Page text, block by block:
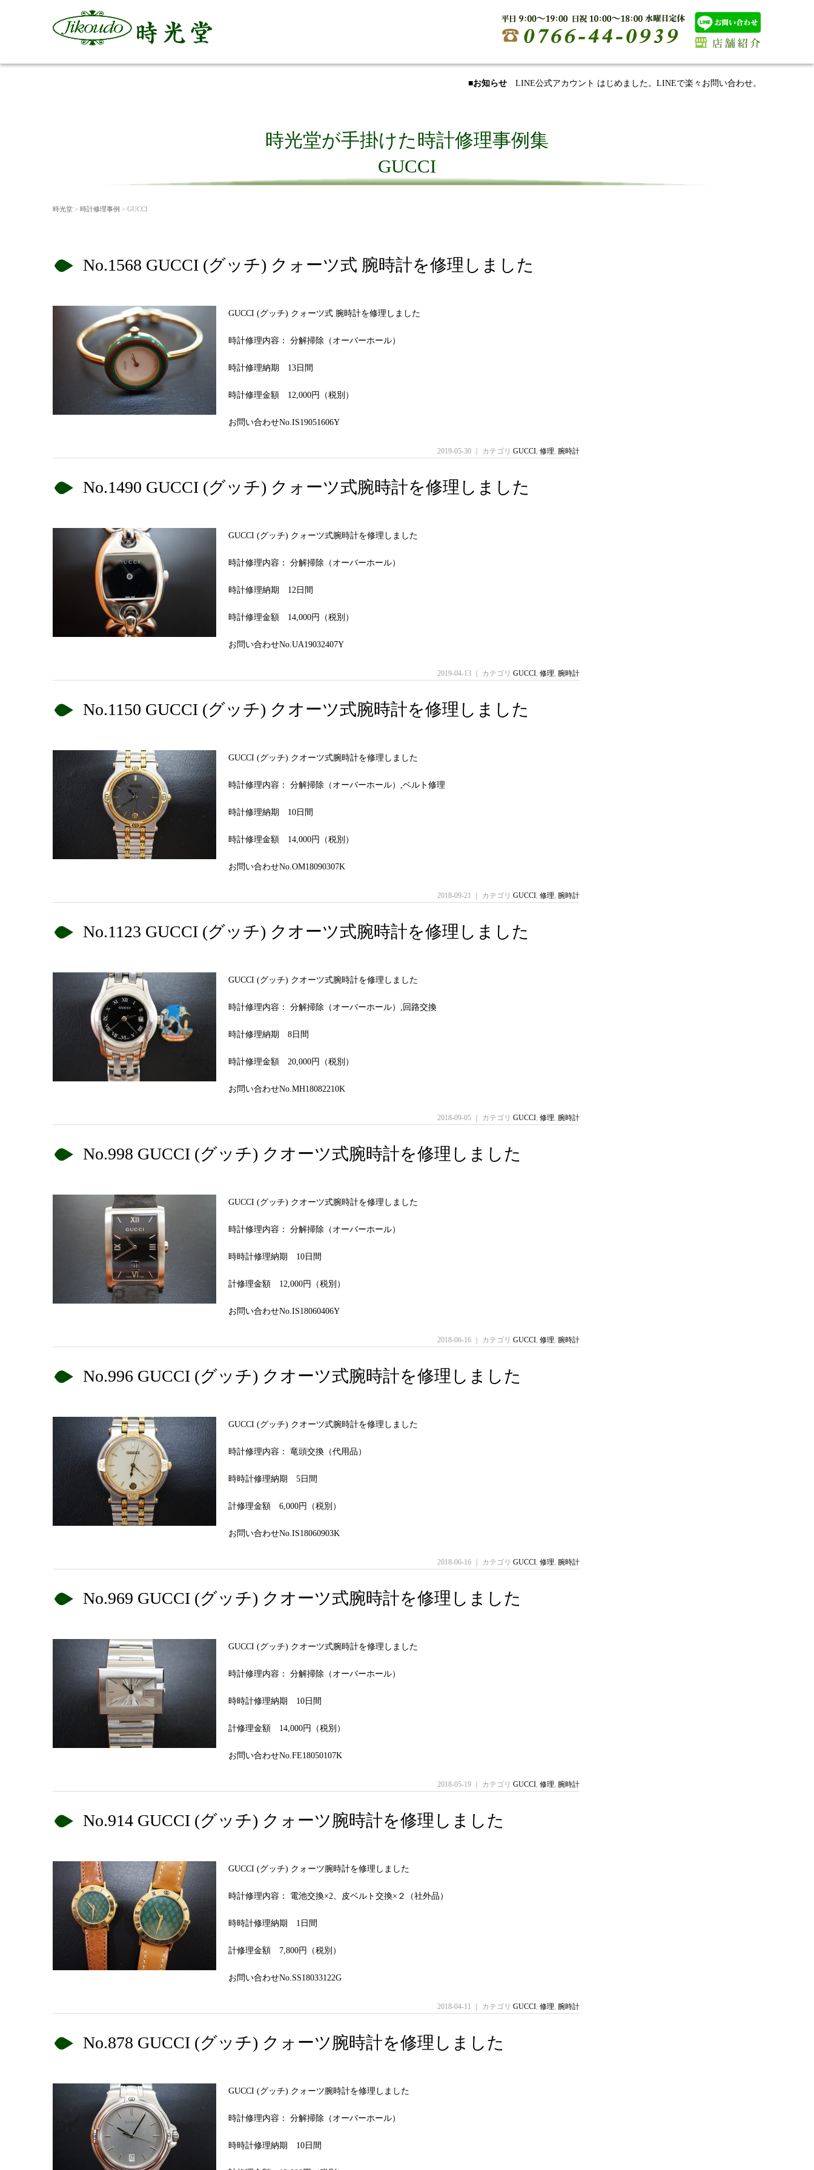
■お知らせ LINE公式アカウント はじめました。LINEで楽々お問い合わせ。
時光堂が手掛けた時計修理事例集
GUCCI
時光堂 > 時計修理事例 > GUCCI
No.1568 GUCCI (グッチ) クォーツ式 腕時計を修理しました
GUCCI (グッチ) クォーツ式 腕時計を修理しました
時計修理内容： 分解掃除（オーバーホール）
時計修理納期 13日間
時計修理金額 12,000円（税別）
お問い合わせNo.IS19051606Y
2019-05-30 ｜ カテゴリ GUCCI, 修理, 腕時計
No.1490 GUCCI (グッチ) クォーツ式腕時計を修理しました
GUCCI (グッチ) クォーツ式腕時計を修理しました
時計修理内容： 分解掃除（オーバーホール）
時計修理納期 12日間
時計修理金額 14,000円（税別）
お問い合わせNo.UA19032407Y
2019-04-13 ｜ カテゴリ GUCCI, 修理, 腕時計
No.1150 GUCCI (グッチ) クオーツ式腕時計を修理しました
GUCCI (グッチ) クオーツ式腕時計を修理しました
時計修理内容： 分解掃除（オーバーホール）,ベルト修理
時計修理納期 10日間
時計修理金額 14,000円（税別）
お問い合わせNo.OM18090307K
2018-09-21 ｜ カテゴリ GUCCI, 修理, 腕時計
No.1123 GUCCI (グッチ) クオーツ式腕時計を修理しました
GUCCI (グッチ) クオーツ式腕時計を修理しました
時計修理内容： 分解掃除（オーバーホール）,回路交換
時計修理納期 8日間
時計修理金額 20,000円（税別）
お問い合わせNo.MH18082210K
2018-09-05 ｜ カテゴリ GUCCI, 修理, 腕時計
No.998 GUCCI (グッチ) クオーツ式腕時計を修理しました
GUCCI (グッチ) クオーツ式腕時計を修理しました
時計修理内容： 分解掃除（オーバーホール）
時時計修理納期 10日間
計修理金額 12,000円（税別）
お問い合わせNo.IS18060406Y
2018-06-16 ｜ カテゴリ GUCCI, 修理, 腕時計
No.996 GUCCI (グッチ) クオーツ式腕時計を修理しました
GUCCI (グッチ) クオーツ式腕時計を修理しました
時計修理内容： 竜頭交換（代用品）
時時計修理納期 5日間
計修理金額 6,000円（税別）
お問い合わせNo.IS18060903K
2018-06-16 ｜ カテゴリ GUCCI, 修理, 腕時計
No.969 GUCCI (グッチ) クオーツ式腕時計を修理しました
GUCCI (グッチ) クオーツ式腕時計を修理しました
時計修理内容： 分解掃除（オーバーホール）
時時計修理納期 10日間
計修理金額 14,000円（税別）
お問い合わせNo.FE18050107K
2018-05-19 ｜ カテゴリ GUCCI, 修理, 腕時計
No.914 GUCCI (グッチ) クォーツ腕時計を修理しました
GUCCI (グッチ) クォーツ腕時計を修理しました
時計修理内容： 電池交換×2、皮ベルト交換×２（社外品）
時時計修理納期 1日間
計修理金額 7,800円（税別）
お問い合わせNo.SS18033122G
2018-04-11 ｜ カテゴリ GUCCI, 修理, 腕時計
No.878 GUCCI (グッチ) クォーツ腕時計を修理しました
GUCCI (グッチ) クォーツ腕時計を修理しました
時計修理内容： 分解掃除（オーバーホール）
時時計修理納期 10日間